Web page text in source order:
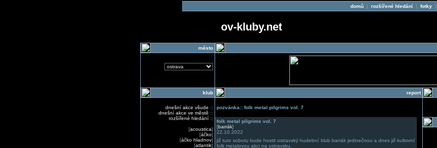
domů| rozšířené hledání| fotky|
ov-kluby.net
město
klub
dnešní akce všude ::
dnešní akce ve městě ::
rozšířené hledání::
[acoustica]
[áčko]
[áčko hladnov]
[atlantik]
report
pozvánka:: folk metal pilgrims vol. 7
folk metal pilgrims vol. 7
[barrák]
22.10.2022
již tuto sobotu bude hostit ostravský hudební klub barrák jedinečnou a dnes již kultovní
folk metalovou akci na ostravsku.